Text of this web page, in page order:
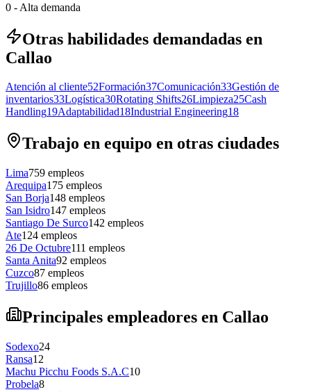
0 - Alta demanda
Otras habilidades demandadas en
Callao
Atención al cliente52Formación37Comunicación33Gestión de
inventarios33Logística30Rotating Shifts26Limpieza25Cash
Handling19Adaptabilidad18Industrial Engineering18
Trabajo en equipo en otras ciudades
Lima759 empleos
Arequipa175 empleos
San Borja148 empleos
San Isidro147 empleos
Santiago De Surco142 empleos
Ate124 empleos
26 De Octubre111 empleos
Santa Anita92 empleos
Cuzco87 empleos
Trujillo86 empleos
Principales empleadores en Callao
Sodexo24
Ransa12
Machu Picchu Foods S.A.C10
Probela8